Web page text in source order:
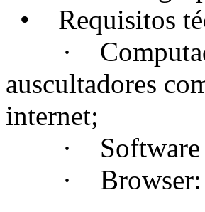
• Requisitos
·
auscultadores
internet;
· Software
· Browser: